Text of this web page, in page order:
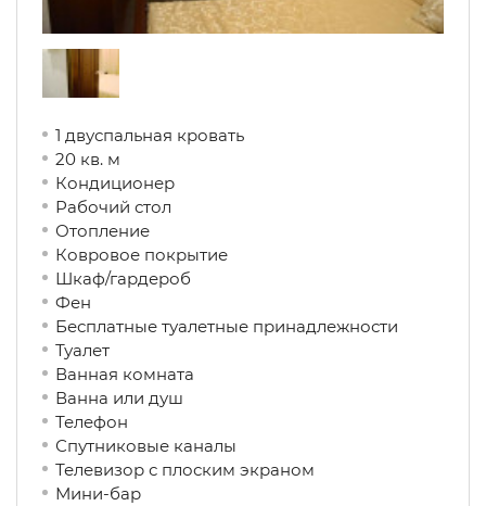
1 двуспальная кровать
20 кв. м
Кондиционер
Рабочий стол
Отопление
Ковровое покрытие
Шкаф/гардероб
Фен
Бесплатные туалетные принадлежности
Туалет
Ванная комната
Ванна или душ
Телефон
Спутниковые каналы
Телевизор с плоским экраном
Мини-бар